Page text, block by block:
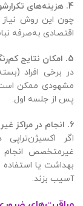
4. هزینه‌های
چون این روش نیاز
اقتصادی به‌صرفه
5. امکان نتایج
در برخی افراد
مشهودی ممکن است
پس از جلسه اول.
6. انجام در مراکز
اگر اکسیژن‌تراپی
غیرمتخصص انجام
بهداشت یا
آسیب بزند.